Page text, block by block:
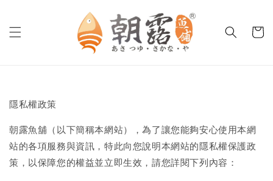
隱私權政策
朝露魚舖（以下簡稱本網站），為了讓您能夠安心使用本網
站的各項服務與資訊，特此向您說明本網站的隱私權保護政
策，以保障您的權益並立即生效，請您詳閱下列內容：